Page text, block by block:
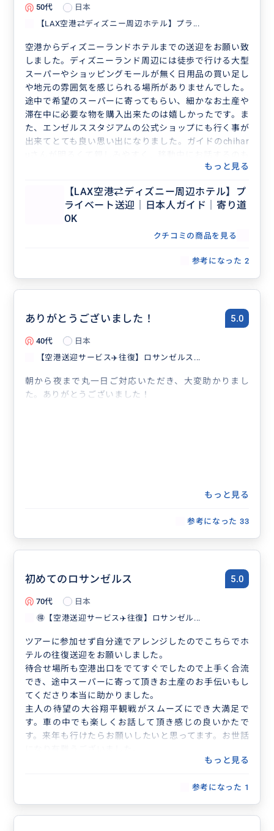
張ってくださいね。
50代
日本
【LAX空港⇄ディズニー周辺ホテル】プラ...
空港からディズニーランドホテルまでの送迎をお願い致
しました。ディズニーランド周辺には徒歩で行ける大型
スーパーやショッピングモールが無く日用品の買い足し
や地元の雰囲気を感じられる場所がありませんでした。
途中で希望のスーパーに寄ってもらい、細かなお土産や
滞在中に必要な物を購入出来たのは嬉しかったです。ま
た、エンゼルススタジアムの公式ショップにも行く事が
出来てとても良い思い出になりました。ガイドのchihar
楽しかったです。このお取引のやり取りもスムーズに丁
す。母娘の二人旅なのでUber を利用するのも不安でし
た。Chiharuさんにお願いして大正解でした。帰国の日
もお世話になる予定です。宜しくお願い致します。
もっと見る
【LAX空港⇄ディズニー周辺ホテル】プ
ライベート送迎｜日本人ガイド｜寄り道
OK
クチコミの商品を見る
参考になった 2
ありがとうございました！ 5.0
40代
日本
【空港送迎サービス✈️往復】ロサンゼルス...
朝から夜まで丸一日ご対応いただき、大変助かりまし
た。ありがとうございました！
もっと見る
参考になった 33
初めてのロサンゼルス 5.0
70代
日本
🉐【空港送迎サービス✈️往復】ロサンゼル...
ツアーに参加せず自分達でアレンジしたのでこちらでホ
テルの往復送迎をお願いしました。
待合せ場所も空港出口をでてすぐでしたので上手く合流
でき、途中スーパーに寄って頂きお土産のお手伝いもし
てくださり本当に助かりました。
主人の待望の大谷翔平観戦がスムーズにでき大満足で
す。車の中でも楽しくお話して頂き感じの良いかたで
す。来年も行けたらお願いしたいと思ってます。お世話
もっと見る
参考になった 1